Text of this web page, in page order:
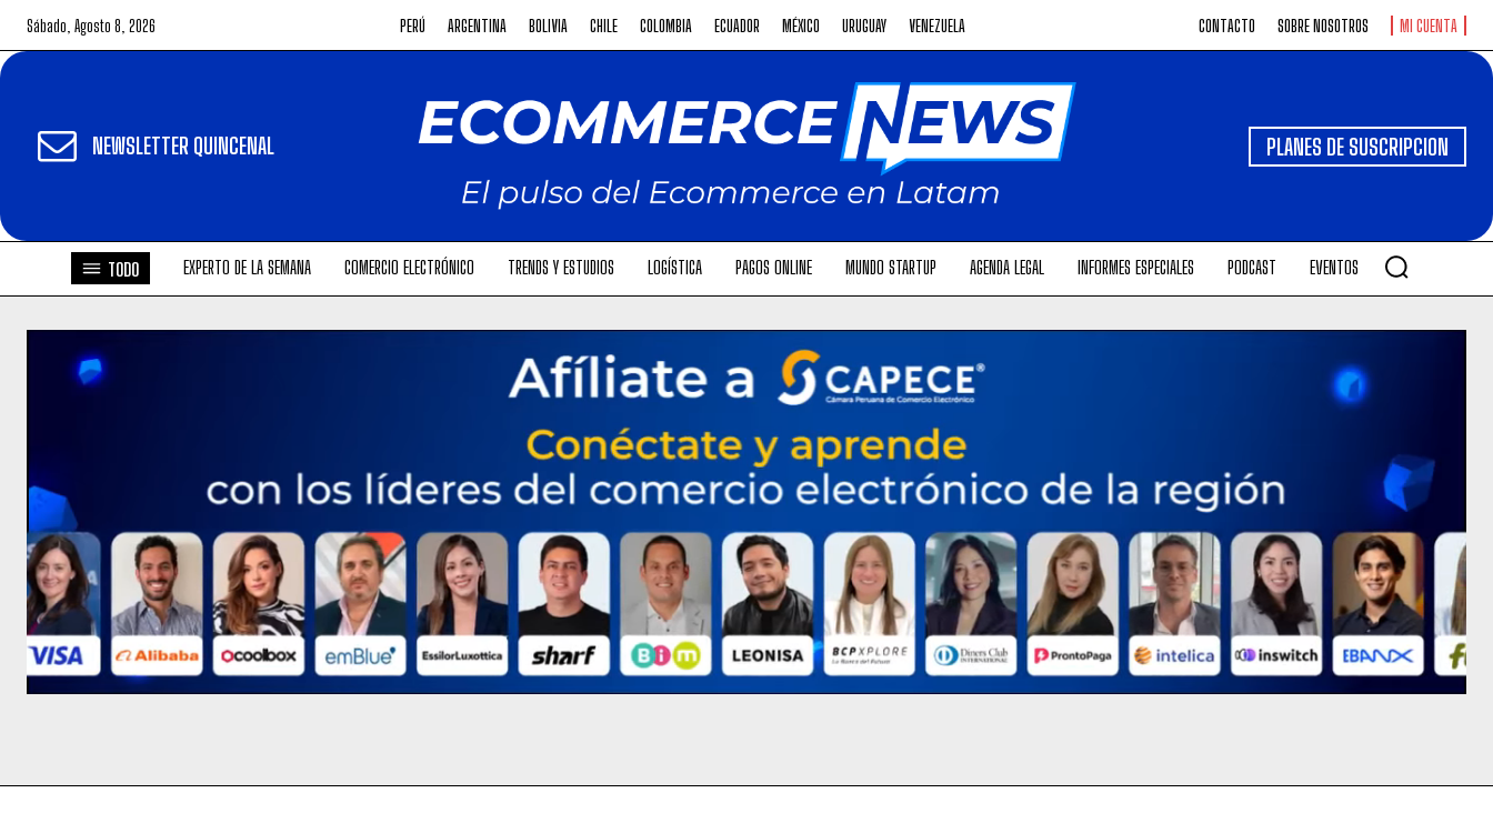
Sábado, Agosto 8, 2026 PERÚ ARGENTINA BOLIVIA CHILE COLOMBIA ECUADOR MÉXICO URUGUAY VENEZUELA CONTACTO SOBRE NOSOTROS MI CUENTA
NEWSLETTER QUINCENAL PLANES DE SUSCRIPCION
TODO EXPERTO DE LA SEMANA COMERCIO ELECTRÓNICO TRENDS Y ESTUDIOS LOGÍSTICA PAGOS ONLINE MUNDO STARTUP AGENDA LEGAL INFORMES ESPECIALES PODCAST EVENTOS